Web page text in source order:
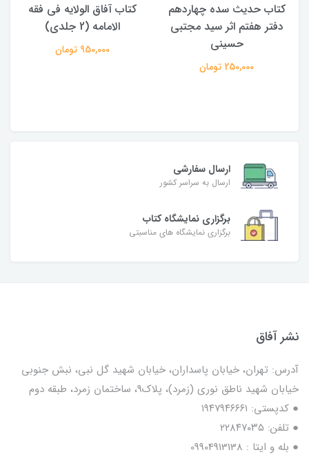
کتاب حدیث سده چهاردهم
دفتر هفتم اثر سید مجتبی
حسینی
250,000 تومان
کتاب آفاق الولایه فی فقه
الامامه (2 جلدی)
950,000 تومان
ارسال سفارشی
ارسال به سراسر کشور
برگزاری نمایشگاه کتاب
برگزاری نمایشگاه های مناسبتی
نشر آفاق
آدرس: تهران، خیابان پاسداران، خیابان شهید گل نبی، نبش جنوبی
خیابان شهید ناطق نوری (زمرد)، پلاک9، ساختمان زمرد، طبقه دوم
● کدپستی: ۱۹۴۷۹۴۶۶۶۱
● تلفن: ٢٢٨۴٧۰۳۵
● بله و ایتا : 09904913138